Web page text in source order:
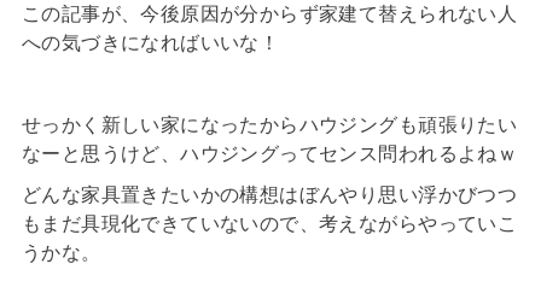
この記事が、今後原因が分からず家建て替えられない人
への気づきになればいいな！
せっかく新しい家になったからハウジングも頑張りたい
なーと思うけど、ハウジングってセンス問われるよねｗ
どんな家具置きたいかの構想はぼんやり思い浮かびつつ
もまだ具現化できていないので、考えながらやっていこ
うかな。